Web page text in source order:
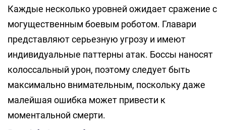
Каждые несколько уровней ожидает сражение с
могущественным боевым роботом. Главари
представляют серьезную угрозу и имеют
индивидуальные паттерны атак. Боссы наносят
колоссальный урон, поэтому следует быть
максимально внимательным, поскольку даже
малейшая ошибка может привести к
моментальной смерти.